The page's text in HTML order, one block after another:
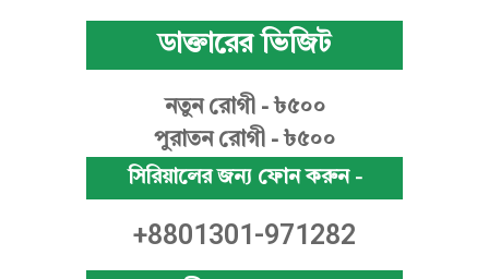
ডাক্তারের ভিজিট
নতুন রোগী - ৳৫০০
পুরাতন রোগী - ৳৫০০
সিরিয়ালের জন্য ফোন করুন -
+8801301-971282